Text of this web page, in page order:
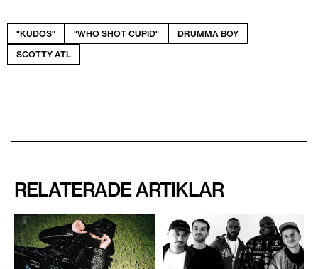
"KUDOS" "WHO SHOT CUPID"
DRUMMA BOY
SCOTTY ATL
RELATERADE ARTIKLAR